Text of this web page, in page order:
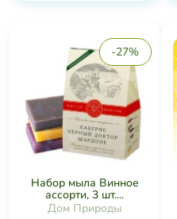
-27%
Набор мыла Винное
ассорти, 3 шт....
Дом Природы